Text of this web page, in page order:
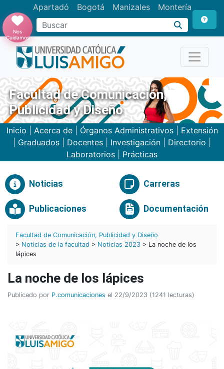
Apartadó Bogotá Manizales Montería
Buscar
Nos
Cuidamos
Facultad de Comunicación,
Publicidad y Diseño
Inicio Acerca de| Órganos Administrativos| Extensión
Graduados Docentes Investigación Directorio
Laboratorios
Prácticas
Noticias Carreras
Publicaciones Documentación
Facultad de Comunicación, Publicidad y Diseño
> Noticias de la facultad > Noticias 2023 > La noche de los
lápices
La noche de los lápices
Publicado por P.comunicaciones el 22/9/2023 (1241 lecturas)